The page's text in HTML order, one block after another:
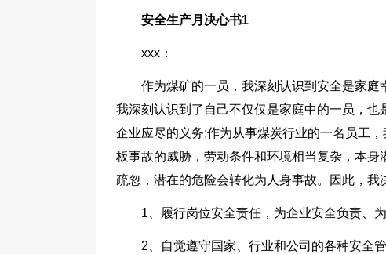
安全生产月决心书1
xxx：
作为煤矿的一员，我深刻认识到安全是家庭
我深刻认识到了自己不仅仅是家庭中的一员，
企业应尽的义务;作为从事煤炭行业的一名员工
板事故的威胁，劳动条件和环境相当复杂，本
疏忽，潜在的危险会转化为人身事故。因此，我
1、履行岗位安全责任，为企业安全负责、
2、自觉遵守国家、行业和公司的各种安全